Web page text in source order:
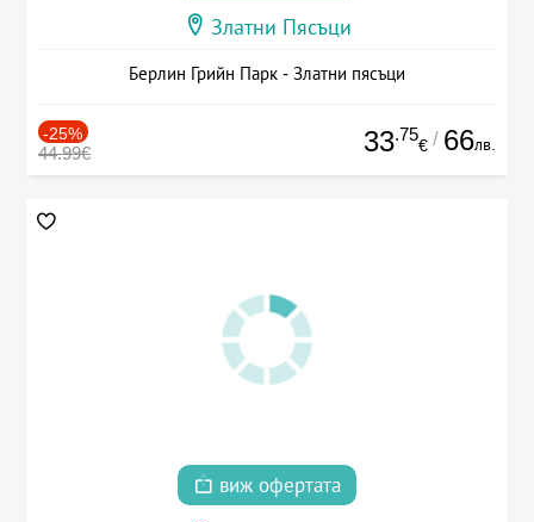
Златни Пясъци
Берлин Грийн Парк - Златни пясъци
-25%
44.99€ 33.75
€ / 66лв.
виж офертата